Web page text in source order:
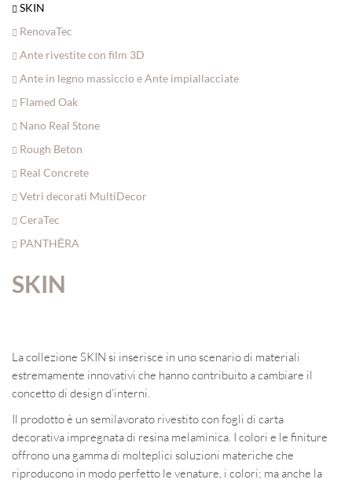
SKIN
RenovaTec
Ante rivestite con film 3D
Ante in legno massiccio e Ante impiallacciate
Flamed Oak
Nano Real Stone
Rough Beton
Real Concrete
Vetri decorati MultiDecor
CeraTec
PANTHĒRA
SKIN
La collezione SKIN si inserisce in uno scenario di materiali
estremamente innovativi che hanno contribuito a cambiare il
concetto di design d’interni.
Il prodotto è un semilavorato rivestito con fogli di carta
decorativa impregnata di resina melaminica. I colori e le finiture
offrono una gamma di molteplici soluzioni materiche che
riproducono in modo perfetto le venature, i colori; ma anche la